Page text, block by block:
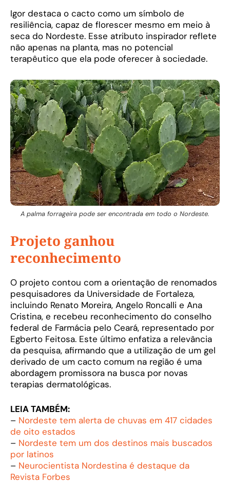
Igor destaca o cacto como um símbolo de
resiliência, capaz de florescer mesmo em meio à
seca do Nordeste. Esse atributo inspirador reflete
não apenas na planta, mas no potencial
terapêutico que ela pode oferecer à sociedade.
A palma forrageira pode ser encontrada em todo o Nordeste.
Projeto ganhou
reconhecimento
O projeto contou com a orientação de renomados
pesquisadores da Universidade de Fortaleza,
incluindo Renato Moreira, Angelo Roncalli e Ana
Cristina, e recebeu reconhecimento do conselho
federal de Farmácia pelo Ceará, representado por
Egberto Feitosa. Este último enfatiza a relevância
da pesquisa, afirmando que a utilização de um gel
derivado de um cacto comum na região é uma
abordagem promissora na busca por novas
terapias dermatológicas.
LEIA TAMBÉM:
– Nordeste tem alerta de chuvas em 417 cidades
de oito estados
– Nordeste tem um dos destinos mais buscados
por latinos
– Neurocientista Nordestina é destaque da
Revista Forbes